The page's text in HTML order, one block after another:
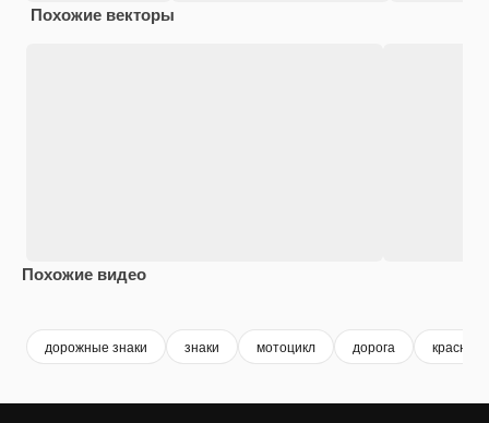
Похожие векторы
Похожие видео
дорожные знаки знаки мотоцикл дорога